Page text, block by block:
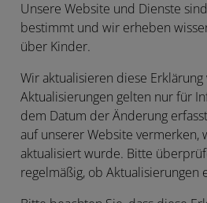
Unsere Website und Dienste
bestimmt und wir erheben
über Kinder.
Wir aktualisieren diese Erklärung
Aktualisierungen gelten nur für
dem Datum der Änderung
auf unserer Website vermerken,
aktualisiert wurde. Bitte
regelmäßig, ob Aktualisierungen